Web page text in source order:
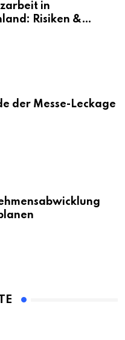
in
Risiken &
der Messe-Leckage